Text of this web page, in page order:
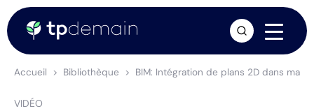
Accueil Bibliothèque BIM: Intégration de plans 2D dans
VIDÉO
arrow_forward